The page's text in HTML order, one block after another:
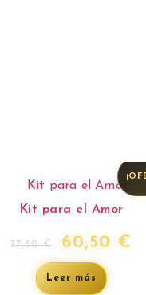
Kit para el Amor
77,50€ 60,50 €
Leer más